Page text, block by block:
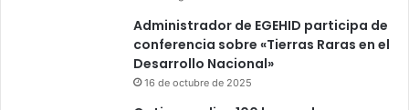
Administrador de EGEHID participa de
conferencia sobre «Tierras Raras en el
Desarrollo Nacional»
16 de octubre de 2025